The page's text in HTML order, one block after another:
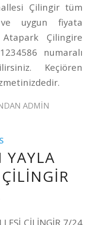
Çilingir tüm
ve uygun fiyata
Atapark Çilingire
numaralı
Keçiören
ADMIN
YAYLA
ÇİLİNGİR 7/24